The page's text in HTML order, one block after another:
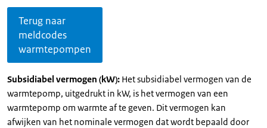
Terug naar
meldcodes
warmtepompen
Subsidiabel vermogen (kW): Het subsidiabel vermogen van de
warmtepomp, uitgedrukt in kW, is het vermogen van een
warmtepomp om warmte af te geven. Dit vermogen kan
afwijken van het nominale vermogen dat wordt bepaald door